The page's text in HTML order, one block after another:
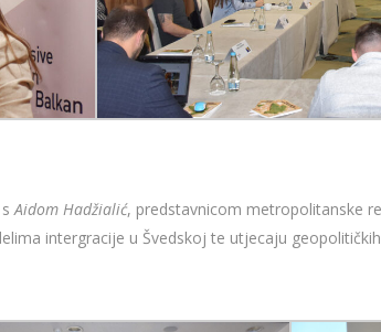
sAidom Hadžialić, predstavnicom metropolitanske
intergracije u Švedskoj te utjecaju